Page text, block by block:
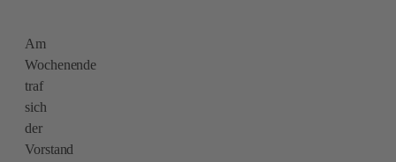
Am
Wochenende
traf
sich
der
Vorstand